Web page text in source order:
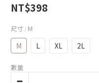
NT$398
尺寸 : M
M L XL 2L
數量